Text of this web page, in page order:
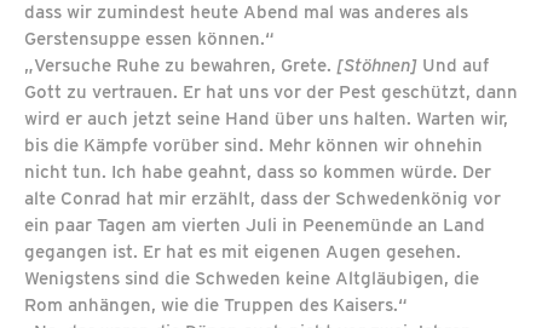
dass wir zumindest heute Abend mal was anderes als
Gerstensuppe essen können.“
„Versuche Ruhe zu bewahren, Grete. [Stöhnen] Und auf
Gott zu vertrauen. Er hat uns vor der Pest geschützt, dann
wird er auch jetzt seine Hand über uns halten. Warten wir,
bis die Kämpfe vorüber sind. Mehr können wir ohnehin
nicht tun. Ich habe geahnt, dass so kommen würde. Der
alte Conrad hat mir erzählt, dass der Schwedenkönig vor
ein paar Tagen am vierten Juli in Peenemünde an Land
gegangen ist. Er hat es mit eigenen Augen gesehen.
Wenigstens sind die Schweden keine Altgläubigen, die
Rom anhängen, wie die Truppen des Kaisers.“